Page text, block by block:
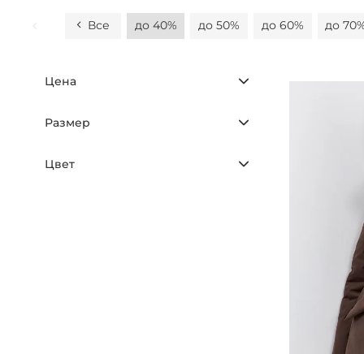
Все до 40% до 50% до 60% до
Цена
Размер
Цвет